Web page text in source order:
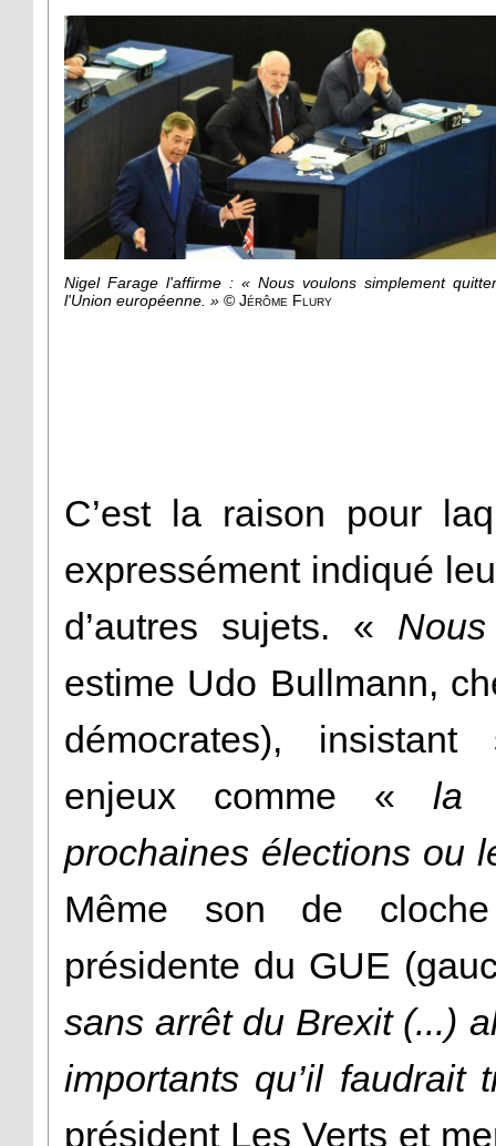
Nigel Farage l'affirme : « Nous voulons simplement quitter
l'Union européenne. » © Jérôme Flury
C’est la raison pour
expressément indiqué
d’autres sujets. «
estime Udo Bullmann,
démocrates), insistant
enjeux comme «la
prochaines élections ou
Même son de
présidente du GUE
sans arrêt du Brexit (...)
importants qu’il faudrait
président Les Verts et